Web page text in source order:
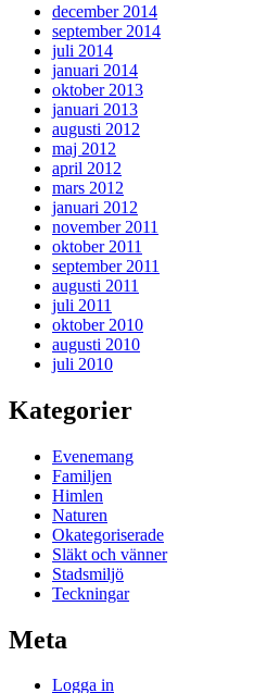
december 2014
september 2014
juli 2014
januari 2014
oktober 2013
januari 2013
augusti 2012
maj 2012
april 2012
mars 2012
januari 2012
november 2011
oktober 2011
september 2011
augusti 2011
juli 2011
oktober 2010
augusti 2010
juli 2010
Kategorier
Evenemang
Familjen
Himlen
Naturen
Okategoriserade
Släkt och vänner
Stadsmiljö
Teckningar
Meta
Logga in